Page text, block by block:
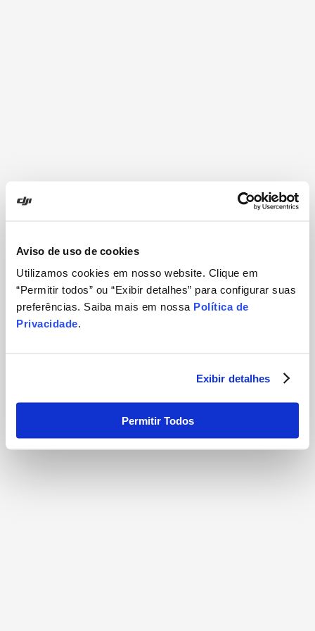
Aviso de uso de cookies
Utilizamos cookies em nosso website. Clique em
“Permitir todos” ou “Exibir detalhes” para configurar suas
preferências. Saiba mais em nossa Política de
Privacidade.
Exibir detalhes
Permitir Todos